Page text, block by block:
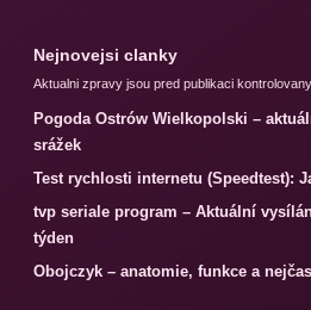
Nejnovejsi clanky
Aktualni zpravy jsou pred publikaci
Pogoda Ostrów Wielkopolski –
srážek
Test rychlosti internetu (Speedtest):
tvp seriale program – Aktuální
týden
Obojczyk – anatomie, funkce a